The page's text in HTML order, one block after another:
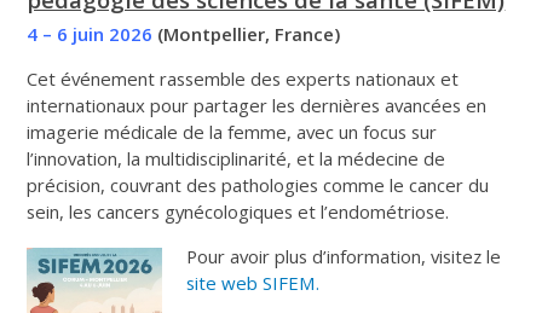
4 – 6 juin 2026 (Montpellier, France)
Cet événement rassemble des experts nationaux et
internationaux pour partager les dernières avancées en
imagerie médicale de la femme, avec un focus sur
l’innovation, la multidisciplinarité, et la médecine de
précision, couvrant des pathologies comme le cancer du
sein, les cancers gynécologiques et l’endométriose.
Pour avoir plus d’information, visitez le
site web SIFEM.